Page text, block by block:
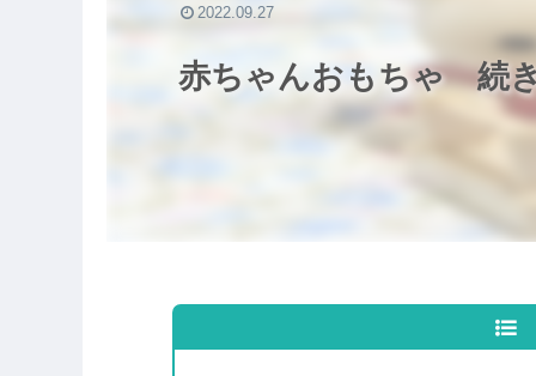
赤ちゃんおもちゃ 続
2022.09.27